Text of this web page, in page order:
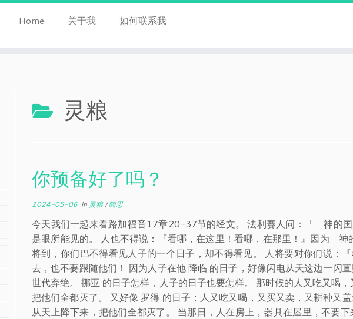
Home 关于我 如何联系我
灵粮
你预备好了吗？
2024-05-06 in 灵粮/随思
今天我们一起来看路加福音17章20-37节的经文。 法利赛人问：「 神的
是眼所能见的。 人也不得说：『看哪，在这里！看哪，在那里！』因为 神
将到，你们巴不得看见人子的一个日子，却不得看见。 人将要对你们说：
去，也不要跟随他们！ 因为人子在他 降临 的日子，好像闪电从天这边一闪
世代弃绝。 挪亚 的日子怎样，人子的日子也要怎样。 那时候的人又吃又喝
把他们全都灭了。 又好像 罗得 的日子；人又吃又喝，又买又卖，又耕种又
从天上降下来，把他们全都灭了。 当那日，人在房上，器具在屋里，不要